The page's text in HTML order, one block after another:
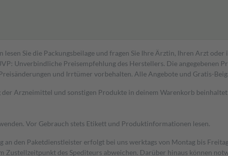
lesen Sie die Packungsbeilage und fragen Sie Ihre Ärztin, Ihren Arzt
Unverbindliche Preisempfehlung des Herstellers. Die angegebenen
und Irrtümer vorbehalten. Alle Angebote und Gratis-
der Arzneimittel und sonstigen Produkte in deinem Warenkorb
Vor Gebrauch stets Etikett und Produktinformationen lesen.
an den Paketdienstleister erfolgt bei uns werktags von Montag bis
Zustellzeitpunkt des Spediteurs abweichen. Darüber hinaus können